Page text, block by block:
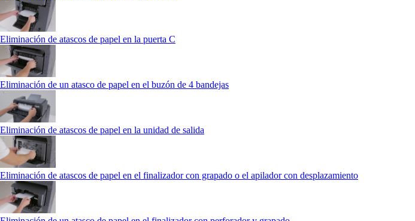
Eliminación de atascos de papel en la puerta C
Eliminación de un atasco de papel en el buzón de 4 bandejas
Eliminación de atascos de papel en la unidad de salida
Eliminación de atascos de papel en el finalizador con grapado o el apilador con desplazamiento